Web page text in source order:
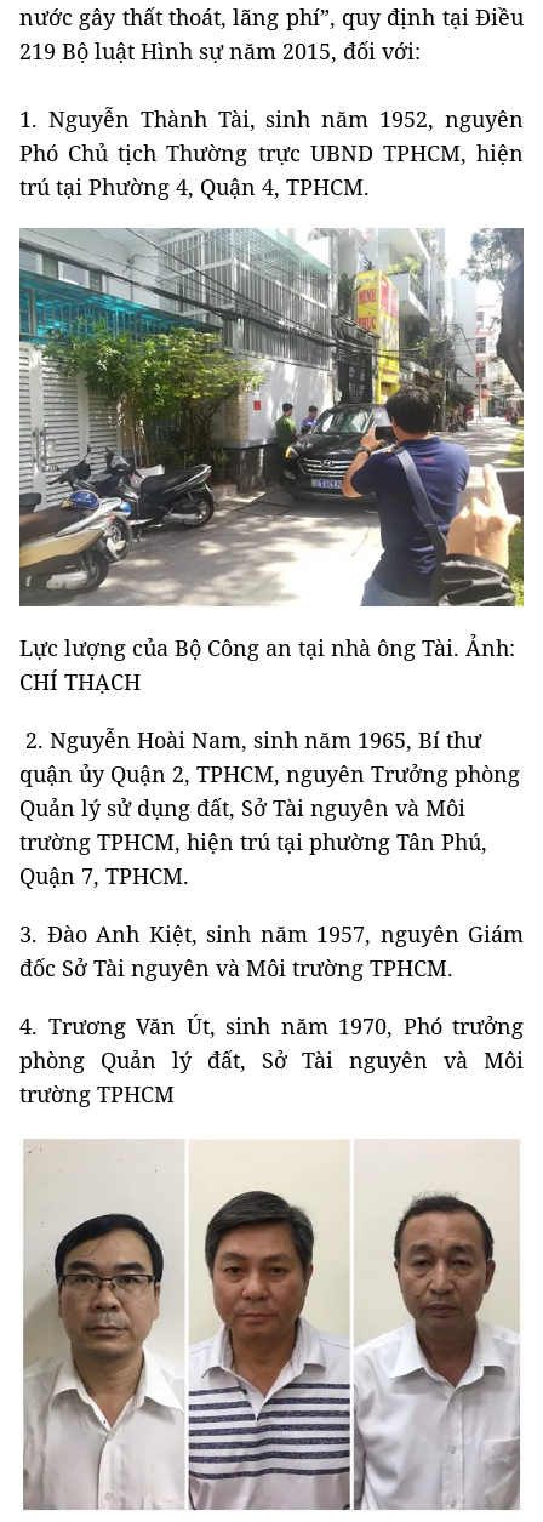
nước gây thất thoát, lãng phí”, quy định tại Điều
219 Bộ luật Hình sự năm 2015, đối với:
1. Nguyễn Thành Tài, sinh năm 1952, nguyên
Phó Chủ tịch Thường trực UBND TPHCM, hiện
trú tại Phường 4, Quận 4, TPHCM.
Lực lượng của Bộ Công an tại nhà ông Tài. Ảnh:
CHÍ THẠCH
2. Nguyễn Hoài Nam, sinh năm 1965, Bí thư
quận ủy Quận 2, TPHCM, nguyên Trưởng phòng
Quản lý sử dụng đất, Sở Tài nguyên và Môi
trường TPHCM, hiện trú tại phường Tân Phú,
Quận 7, TPHCM.
3. Đào Anh Kiệt, sinh năm 1957, nguyên Giám
đốc Sở Tài nguyên và Môi trường TPHCM.
4. Trương Văn Út, sinh năm 1970, Phó trưởng
phòng Quản lý đất, Sở Tài nguyên và Môi
trường TPHCM